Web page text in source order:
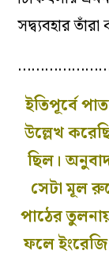
সদ্ব্যবহার
ইতিপূর্বে
উল্লেখ
ছিল।
সেটা মূল
পাঠের
ফলে